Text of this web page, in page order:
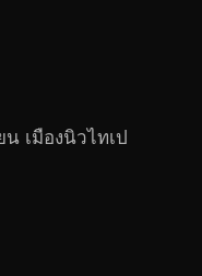
เมืองนิวไทเป